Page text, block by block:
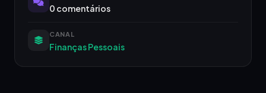
0 comentários
CANAL
Finanças Pessoais